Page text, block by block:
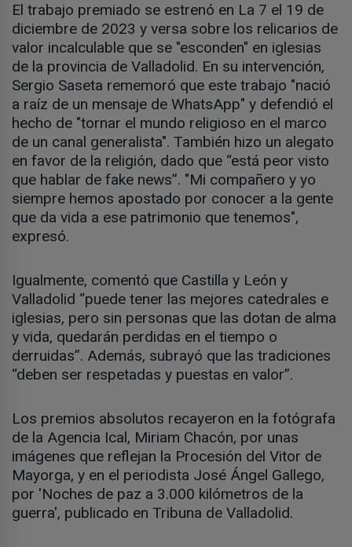
El trabajo premiado se estrenó en La 7 el 19 de
diciembre de 2023 y versa sobre los relicarios de
valor incalculable que se "esconden" en iglesias
de la provincia de Valladolid. En su intervención,
Sergio Saseta rememoró que este trabajo "nació
a raíz de un mensaje de WhatsApp" y defendió el
hecho de "tornar el mundo religioso en el marco
de un canal generalista". También hizo un alegato
en favor de la religión, dado que “está peor visto
que hablar de fake news”. "Mi compañero y yo
siempre hemos apostado por conocer a la gente
que da vida a ese patrimonio que tenemos",
expresó.
Igualmente, comentó que Castilla y León y
Valladolid “puede tener las mejores catedrales e
iglesias, pero sin personas que las dotan de alma
y vida, quedarán perdidas en el tiempo o
derruidas”. Además, subrayó que las tradiciones
“deben ser respetadas y puestas en valor”.
Los premios absolutos recayeron en la fotógrafa
de la Agencia Ical, Miriam Chacón, por unas
imágenes que reflejan la Procesión del Vitor de
Mayorga, y en el periodista José Ángel Gallego,
por 'Noches de paz a 3.000 kilómetros de la
guerra', publicado en Tribuna de Valladolid.